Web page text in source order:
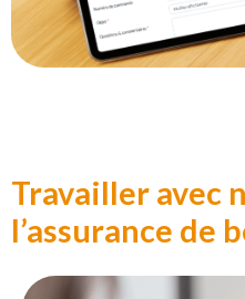
Travailler avec
l’assurance de